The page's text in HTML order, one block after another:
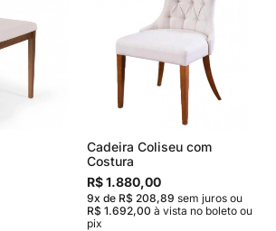
Cadeira Coliseu com
Costura
R$ 1.880,00
9x de R$ 208,89 sem juros ou
R$ 1.692,00 à vista no boleto ou
pix